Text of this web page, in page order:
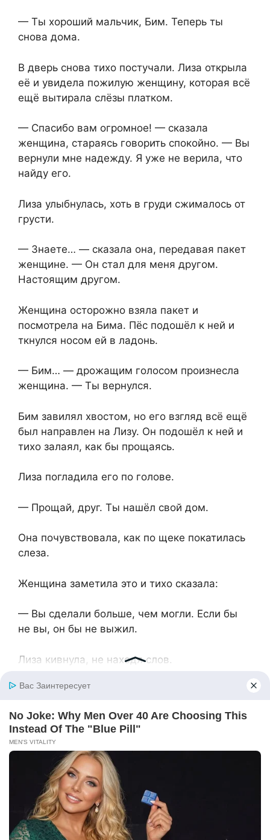
— Ты хороший мальчик, Бим. Теперь ты
снова дома.
В дверь снова тихо постучали. Лиза⁨ открыла
её и увидела пожилую женщину, которая всё
ещё вытирала слёзы платком.
—⁨ Спасибо вам огромное! — сказала
женщина, стараясь говорить спокойно. — Вы
вернули мне надежду. Я уже не верила, что
найду его.
Лиза улыбнулась, хоть в груди сжималось от
грусти.
— Знаете… — сказала она, передавая пакет
женщине. — Он стал для меня другом.
Настоящим другом.
Женщина осторожно взяла пакет и
посмотрела на Бима. Пёс подошёл к ней и
ткнулся носом ей в ладонь.
— Бим… — дрожащим голосом произнесла
женщина. — Ты вернулся.
Бим завилял хвостом, но его взгляд всё ещё
был направлен на Лизу. Он подошёл к ней и
тихо залаял, как бы прощаясь.
Лиза погладила его по голове.
— Прощай, друг. Ты нашёл свой дом.
Она почувствовала, как по щеке покатилась
слеза.
Женщина заметила это и тихо сказала:
— Вы сделали больше, чем могли. Если бы
не вы, он бы не выжил.
Лиза кивнула, не находя слов.
Когда дверь за ними закрылась, Лиза
слишком тихо.
Она села⁨ на диван, скрестив руки на
коленях.
— Интересно, что он сейчас делает? —
прошептала она себе под нос.